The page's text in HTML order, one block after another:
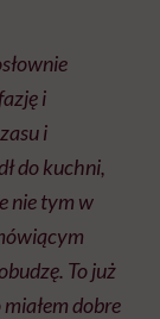
i
i
do kuchni,
nie tym w
To już
dobre